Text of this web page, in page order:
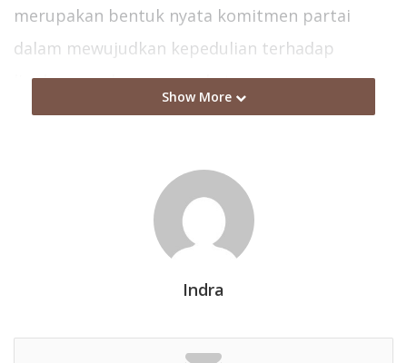
merupakan bentuk nyata komitmen partai
dalam mewujudkan kepedulian terhadap
lingkungan dan masyarakat.
kepengurusan supaya tidak kena guncangan-
guncangan meskipun perayaan ulang tahun
dikemas dengan sederhana,” katanya.
Kepedulian tersebut dilakukan dengan
kegiatan baksos ini menyertakan 400-500 porsi
Show More
Indra